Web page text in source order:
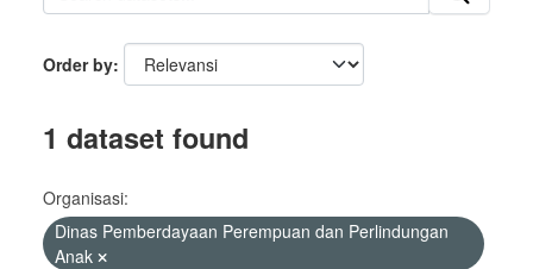
Order by
1 dataset found
Organisasi:
Dinas Pemberdayaan Perempuan dan Perlindungan
Anak